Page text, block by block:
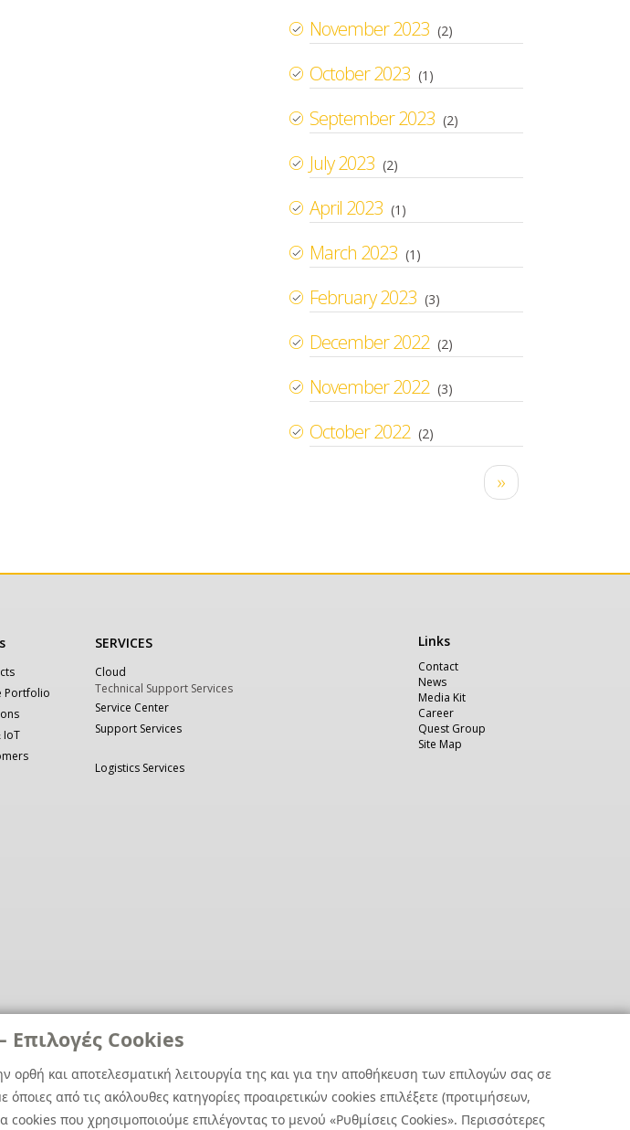
Επιλογές Cookies
ορθή και αποτελεσματική λειτουργία της και για την αποθήκευση των επιλογών σας σε
από τις ακόλουθες κατηγορίες προαιρετικών cookies επιλέξετε (προτιμήσεων,
που χρησιμοποιούμε επιλέγοντας το μενού «Ρυθμίσεις Cookies». Περισσότερες
November 2023 (2)
October 2023 (1)
September 2023 (2)
July 2023 (2)
April 2023 (1)
March 2023 (1)
February 2023 (3)
December 2022 (2)
November 2022 (3)
October 2022 (2)
Next
page
››
Portfolio
IoT
SERVICES
Cloud
Technical Support Services
Service Center
Support Services
Logistics Services
Χρήσιμα
Links
Contact
News
Media Kit
Career
Quest Group
Site Map